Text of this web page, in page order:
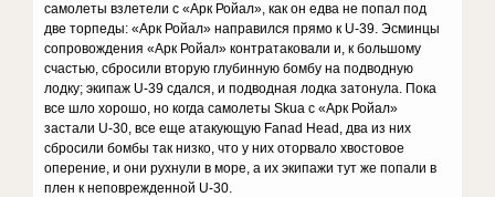
самолеты взлетели с «Арк Ройал», как он едва не попал под
две торпеды: «Арк Ройал» направился прямо к U-39. Эсминцы
сопровождения «Арк Ройал» контратаковали и, к большому
счастью, сбросили вторую глубинную бомбу на подводную
лодку; экипаж U-39 сдался, и подводная лодка затонула. Пока
все шло хорошо, но когда самолеты Skua с «Арк Ройал»
застали U-30, все еще атакующую Fanad Head, два из них
сбросили бомбы так низко, что у них оторвало хвостовое
оперение, и они рухнули в море, а их экипажи тут же попали в
плен к неповрежденной U-30.